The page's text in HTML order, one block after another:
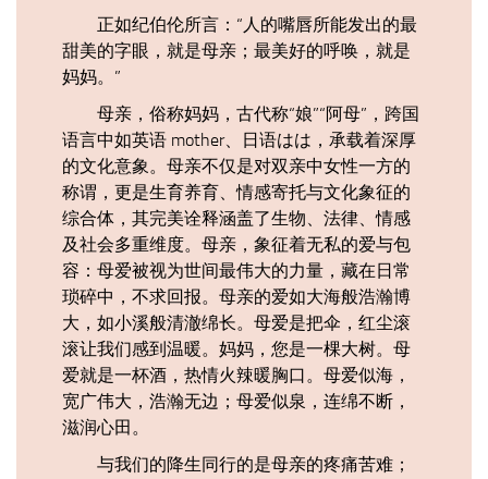
正如纪伯伦所言：“人的嘴唇所能发出的最
甜美的字眼，就是母亲；最美好的呼唤，就是
妈妈。”
母亲，俗称妈妈，古代称“娘”“阿母”，跨国
语言中如英语 mother、日语はは，承载着深厚
的文化意象。母亲‌不仅是对双亲中女性一方的
称谓，更是生育养育、情感寄托与文化象征的
综合体，其完美诠释涵盖了生物、法律、情感
及社会多重维度。母亲，象征着无私的爱与包
容‌：母爱被视为世间最伟大的力量，藏在日常
琐碎中，不求回报。母亲的爱如大海般浩瀚博
大，如小溪般清澈绵长。母爱是把伞，红尘滚
滚让我们感到温暖。妈妈，您是一棵大树。母
爱就是一杯酒，热情火辣暖胸口。母爱似海，
宽广伟大，浩瀚无边；母爱似泉，连绵不断，
滋润心田。
与我们的降生同行的是母亲的疼痛苦难；